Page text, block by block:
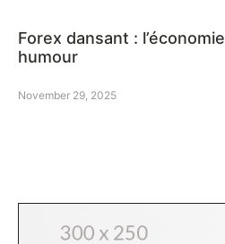
Forex dansant :
humour
November 29, 2025